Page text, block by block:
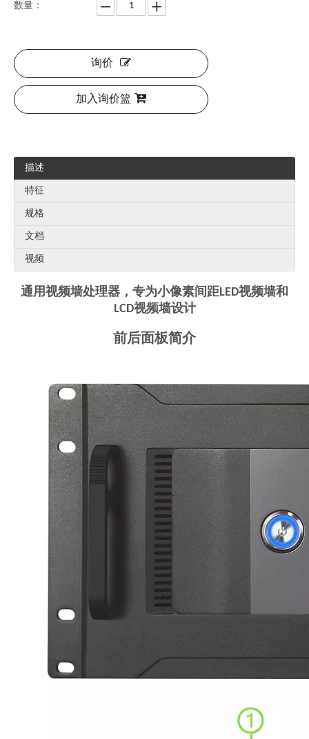
数量：
询价
加入询价篮
描述
特征
规格
文档
视频
通用视频墙处理器，专为小像素间距LED视频墙和
LCD视频墙设计
前后面板简介